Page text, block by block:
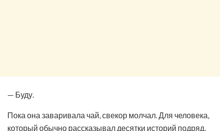
— Буду.
Пока она заваривала чай, свекор молчал. Для человека,
который обычно рассказывал десятки историй подряд,